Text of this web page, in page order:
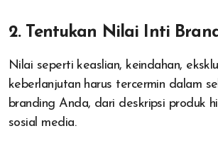
2. Tentukan Nilai Inti
Nilai seperti keaslian, keindahan,
keberlanjutan harus tercermin dalam
branding Anda, dari deskripsi produk
sosial media.